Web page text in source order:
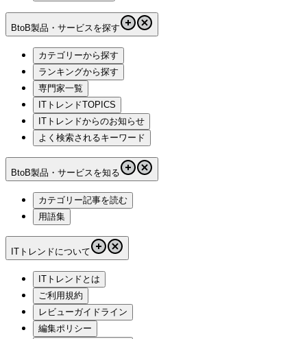
BtoB製品・サービスを探す
カテゴリーから探す
ランキングから探す
専門家一覧
ITトレンドTOPICS
ITトレンドからのお知らせ
よく検索されるキーワード
BtoB製品・サービスを知る
カテゴリー記事を読む
用語集
ITトレンドについて
ITトレンドとは
ご利用規約
レビューガイドライン
編集ポリシー